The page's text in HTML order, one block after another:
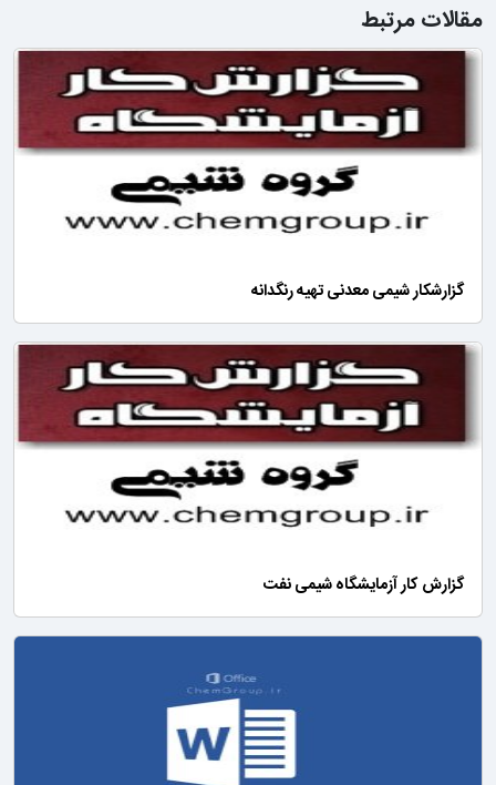
مقالات مرتبط
گزارشکار شیمی معدنی تهیه رنگدانه
گزارش کار آزمایشگاه شیمی نفت